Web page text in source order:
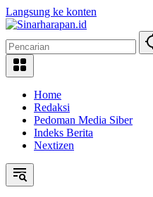
Langsung ke konten
Home
Redaksi
Pedoman Media Siber
Indeks Berita
Nextizen